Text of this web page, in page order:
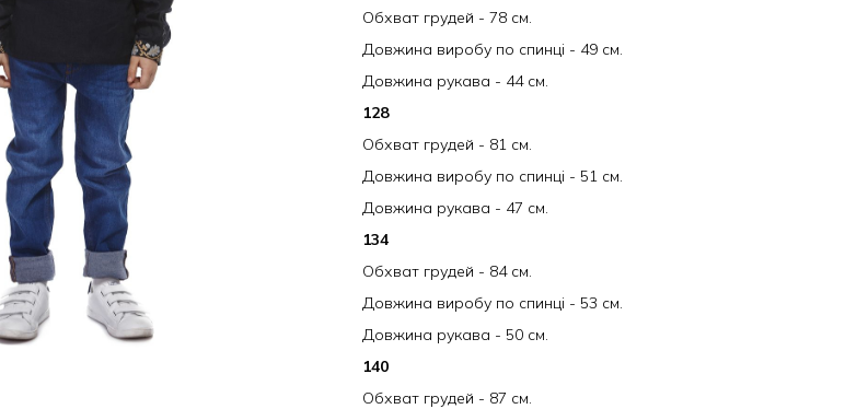
Обхват грудей - 78 см.
Довжина виробу по спинці - 49 см.
Довжина рукава - 44 см.
128
Обхват грудей - 81 см.
Довжина виробу по спинці - 51 см.
Довжина рукава - 47 см.
134
Обхват грудей - 84 см.
Довжина виробу по спинці - 53 см.
Довжина рукава - 50 см.
140
Обхват грудей - 87 см.